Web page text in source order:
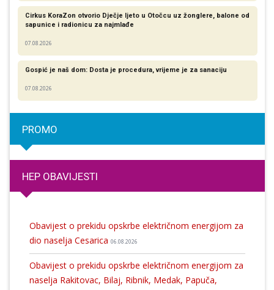
Cirkus KoraZon otvorio Dječje ljeto u Otočcu uz žonglere, balone od
sapunice i radionicu za najmlađe
07.08.2026
Gospić je naš dom: Dosta je procedura, vrijeme je za sanaciju
07.08.2026
PROMO
HEP OBAVIJESTI
Obavijest o prekidu opskrbe električnom energijom za
dio naselja Cesarica 06.08.2026
Obavijest o prekidu opskrbe električnom energijom za
naselja Rakitovac, Bilaj, Ribnik, Medak, Papuča,